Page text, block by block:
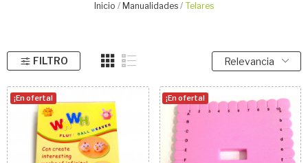
Inicio Manualidades Telares
FILTRO Relevancia
¡En oferta! ¡En oferta!